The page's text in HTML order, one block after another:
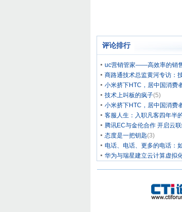
评论排行
uc营销管家——高效率的销
商路通技术总监黄河专访：
小米挤下HTC，居中国消费
技术上叫板的疯子(5)
小米挤下HTC，居中国消费
客服人生：入职凡客四年半
腾讯EC与金伦合作 开启云
态度是一把钥匙(3)
电话、电话、更多的电话：
华为与瑞星建立云计算虚拟